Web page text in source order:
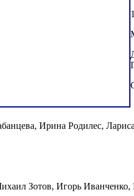
Ирина Родилес,
Зотов, Игорь Иванченко,